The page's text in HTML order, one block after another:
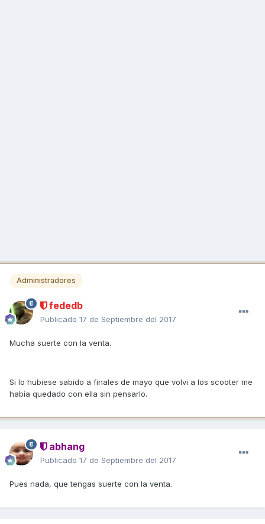
Administradores
fededb
Publicado 17 de Septiembre del 2017
Mucha suerte con la venta.
Si lo hubiese sabido a finales de mayo que volvi a los scooter me
habia quedado con ella sin pensarlo.
abhang
Publicado 17 de Septiembre del 2017
Pues nada, que tengas suerte con la venta.